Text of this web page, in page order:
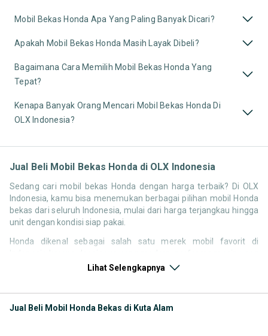
Mobil Bekas Honda Apa Yang Paling Banyak Dicari?
Apakah Mobil Bekas Honda Masih Layak Dibeli?
Bagaimana Cara Memilih Mobil Bekas Honda Yang
Tepat?
Kenapa Banyak Orang Mencari Mobil Bekas Honda Di
OLX Indonesia?
Jual Beli Mobil Bekas Honda di OLX Indonesia
Sedang cari mobil bekas Honda dengan harga terbaik? Di OLX
Indonesia, kamu bisa menemukan berbagai pilihan mobil Honda
bekas dari seluruh Indonesia, mulai dari harga terjangkau hingga
unit dengan kondisi siap pakai.
Honda dikenal sebagai salah satu merek mobil favorit di
responsif, serta kenyamanan berkendara. Tidak heran jika
Melalui halaman ini, kamu bisa langsung membandingkan
Lihat Selengkapnya
Jual Beli Mobil Honda Bekas di Kuta Alam